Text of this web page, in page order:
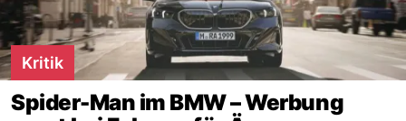
Kritik
Spider-Man im BMW – Werbung